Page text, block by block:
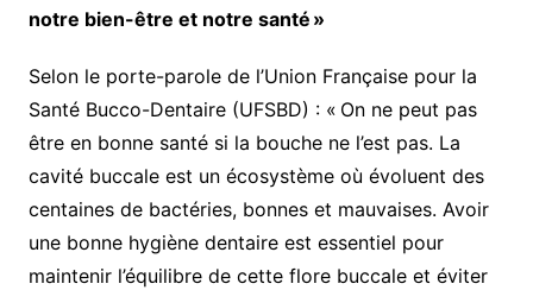
notre bien-être et notre santé »
Selon le porte-parole de l’Union Française pour la
Santé Bucco-Dentaire (UFSBD) : « On ne peut pas
être en bonne santé si la bouche ne l’est pas. La
cavité buccale est un écosystème où évoluent des
centaines de bactéries, bonnes et mauvaises. Avoir
une bonne hygiène dentaire est essentiel pour
maintenir l’équilibre de cette flore buccale et éviter